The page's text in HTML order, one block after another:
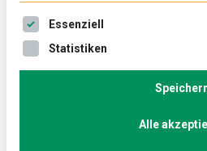
14. Juli 2023
Ob sahnig-cremig mit
fruchtig-süß – Eis am Stiel
Freibad und Flipflops. Vor
Lebensmittelmagazin.de lässt
Es folgt eine Liste der
Essenziell
Statistiken
Alle